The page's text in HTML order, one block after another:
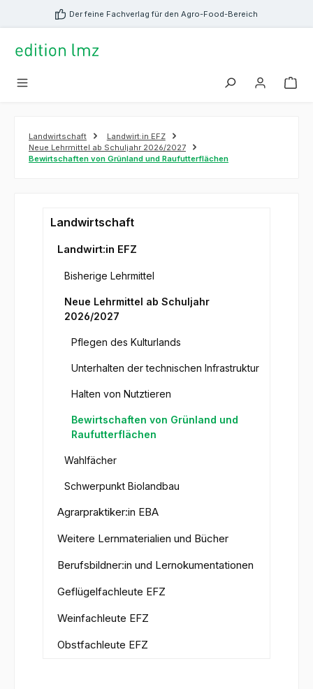
springen Der feine Fachverlag für den Agro-Food-Bereich
Landwirtschaft
Landwirt:in EFZ
Neue Lehrmittel ab Schuljahr 2026/2027
Bewirtschaften von Grünland und Raufutterflächen
Landwirtschaft
Landwirt:in EFZ
Bisherige Lehrmittel
Neue Lehrmittel ab Schuljahr
2026/2027
Pflegen des Kulturlands
Unterhalten der technischen Infrastruktur
Halten von Nutztieren
Bewirtschaften von Grünland und
Raufutterflächen
Wahlfächer
Schwerpunkt Biolandbau
Agrarpraktiker:in EBA
Weitere Lernmaterialien und Bücher
Berufsbildner:in und Lernokumentationen
Geflügelfachleute EFZ
Weinfachleute EFZ
Obstfachleute EFZ